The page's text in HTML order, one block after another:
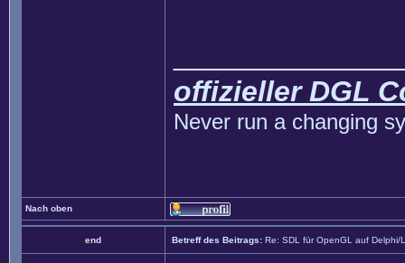
offizieller DGL
Never run a changing
Nach oben
end Betreff des Beitrags: Re: SDL für OpenGL auf Delphi/